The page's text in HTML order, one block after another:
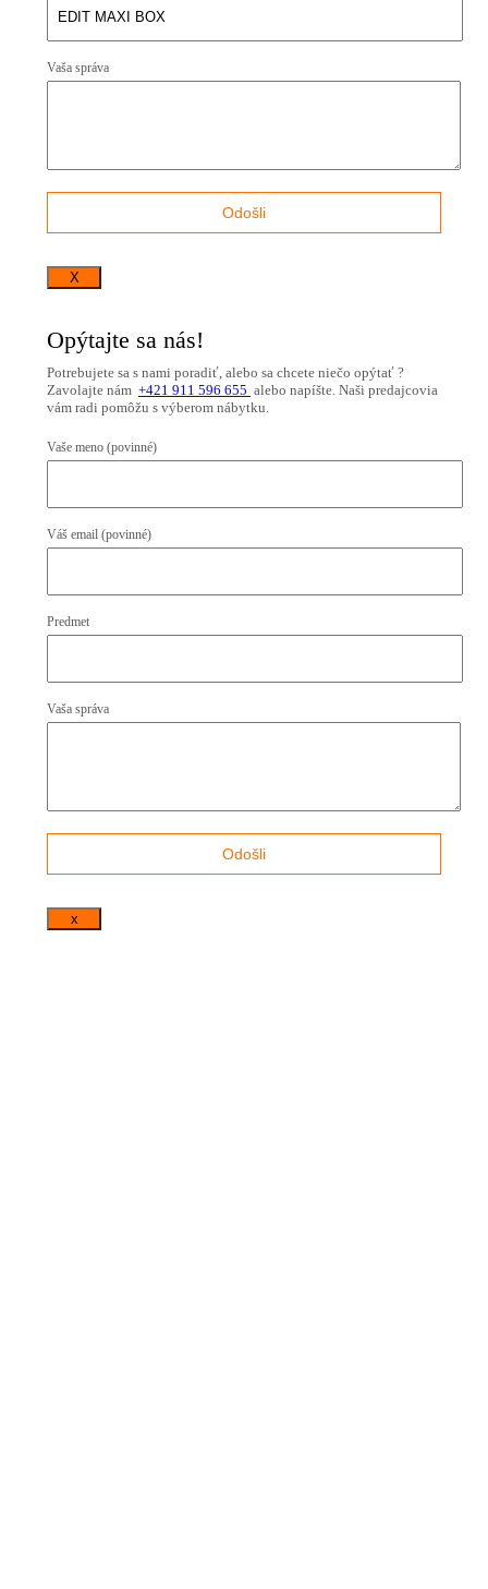
Vaša správa
X
Opýtajte sa nás!
Potrebujete sa s nami poradiť, alebo sa chcete niečo opýtať ?
Zavolajte nám +421 911 596 655 alebo napíšte. Naši predajcovia
vám radi pomôžu s výberom nábytku.
Vaše meno (povinné)
Váš email (povinné)
Predmet
Vaša správa
x